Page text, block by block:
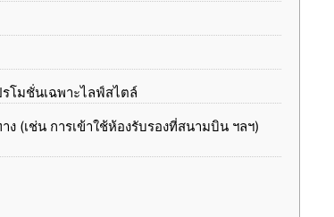
โมชั่นเฉพาะไลฟ์สไตล์
(เช่น การเข้าใช้ห้องรับรองที่สนามบิน ฯลฯ)